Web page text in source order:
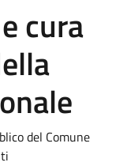
cura
del Comune